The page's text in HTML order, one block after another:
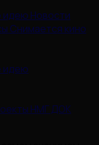
идею Новости
Снимается кино
идею
НМГ ДОК